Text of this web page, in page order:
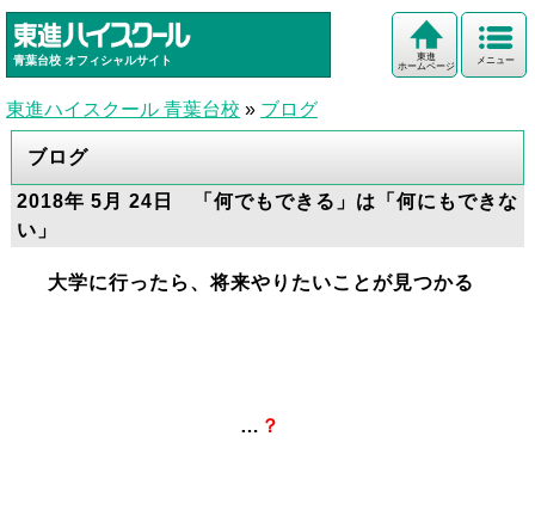
青葉台校 オフィシャルサイト メニュー
東進
ホームページ
東進ハイスクール 青葉台校 » ブログ
ブログ
2018年 5月 24日 「何でもできる」は「何にもできな
い」
大学に行ったら、将来やりたいことが見つかる
… ？